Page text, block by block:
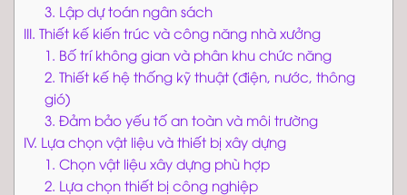
3. Lập dự toán ngân sách
III. Thiết kế kiến trúc và công năng nhà xưởng
1. Bố trí không gian và phân khu chức năng
2. Thiết kế hệ thống kỹ thuật (điện, nước, thông
gió)
3. Đảm bảo yếu tố an toàn và môi trường
IV. Lựa chọn vật liệu và thiết bị xây dựng
1. Chọn vật liệu xây dựng phù hợp
2. Lựa chọn thiết bị công nghiệp